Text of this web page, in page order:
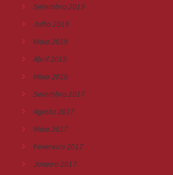
Setembro 2019
Julho 2019
Maio 2019
Abril 2019
Maio 2018
Setembro 2017
Agosto 2017
Maio 2017
Fevereiro 2017
Janeiro 2017